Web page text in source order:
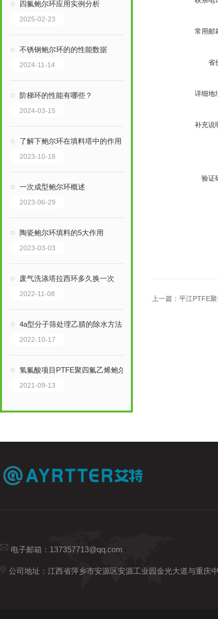
四氟鲍尔环应用实例分析
2025-02-23
不锈钢鲍尔环的的性能数据
2024-11-14
阶梯环的性能有哪些？
2024-03-15
了解下鲍尔环在填料塔中的作用
2023-10-18
一次成型鲍尔环概述
2023-06-29
陶瓷鲍尔环填料的5大作用
2023-03-03
废气洗涤塔拉西环多久换一次
2022-11-08
4a型分子筛处理乙腈的除水方法
2022-10-17
氢氟酸项目PTFE聚四氟乙烯鲍尔环填料
2021-09-13
常用邮
省
详细地
补充说
验证
上一篇： 平江PTFE
电子邮箱： 137357713@qq.com
公司地址：江西省萍乡市安源区安源工业园金光大道与重庆